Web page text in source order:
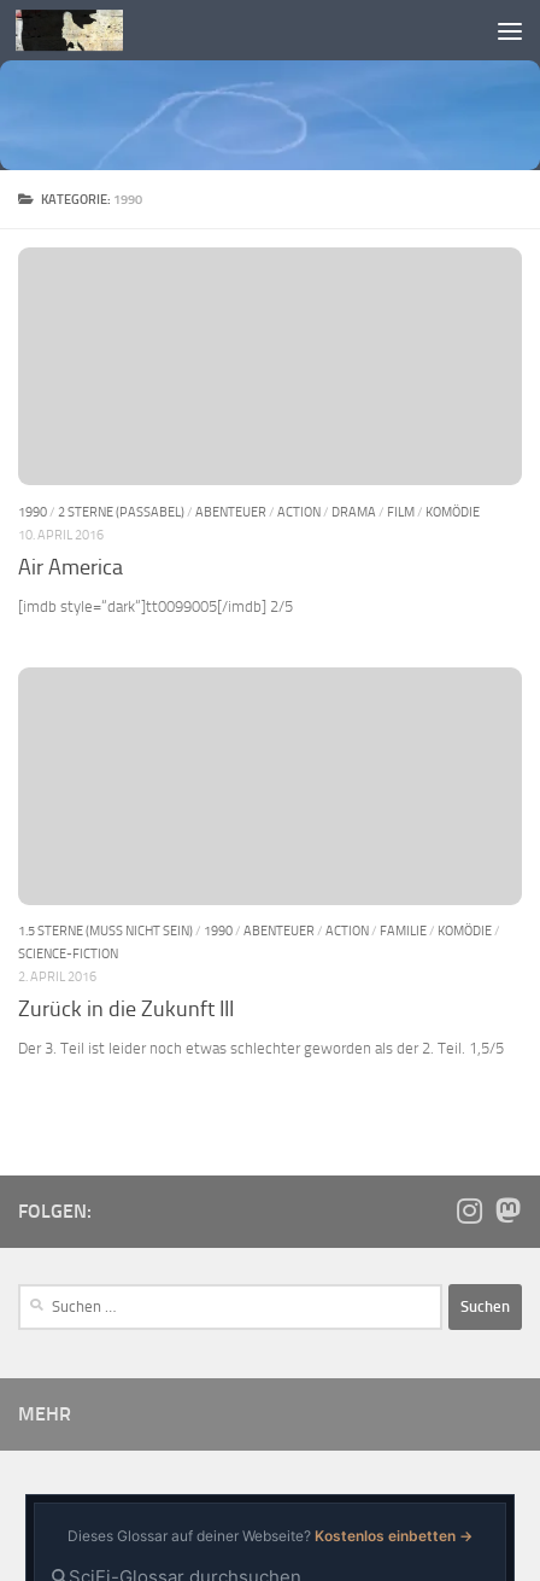
Skip to content
KATEGORIE: 1990
1990/ 2 STERNE (PASSABEL)/ ABENTEUER / ACTION/ DRAMA / FILM/ KOMÖDIE
10. APRIL 2016
Air America
[imdb style=“dark“]tt0099005[/imdb] 2/5
1.5 STERNE (MUSS NICHT SEIN)/ 1990/ ABENTEUER / ACTION/ FAMILIE/ KOMÖDIE/
SCIENCE-FICTION
2. APRIL 2016
Zurück in die Zukunft III
Der 3. Teil ist leider noch etwas schlechter geworden als der 2. Teil. 1,5/5
FOLGEN:
MEHR